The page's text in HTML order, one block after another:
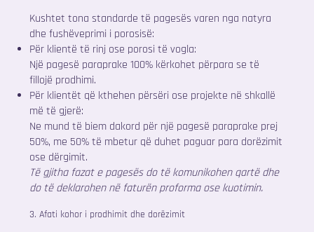
Kushtet tona standarde të pagesës varen nga natyra
dhe fushëveprimi i porosisë:
Për klientë të rinj ose porosi të vogla:
Një pagesë paraprake 100% kërkohet përpara se të
fillojë prodhimi.
Për klientët që kthehen përsëri ose projekte në shkallë
më të gjerë:
Ne mund të biem dakord për një pagesë paraprake prej
50%, me 50% të mbetur që duhet paguar para dorëzimit
ose dërgimit.
Të gjitha fazat e pagesës do të komunikohen qartë dhe
do të deklarohen në faturën proforma ose kuotimin.
3. Afati kohor i prodhimit dhe dorëzimit